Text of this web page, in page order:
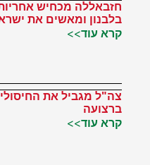
חזבאללה מכחיש
בלבנון ומאשים את
קרא עוד>>
צה"ל מגביל את
ברצועה
קרא עוד>>